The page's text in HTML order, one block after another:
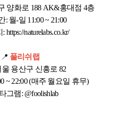
양화로 188 AK&홍대점 4층
: 월-일 11:00 ~ 21:00
: https://naturelabs.co.kr/
📍 풀리쉬랩
울 용산구 신흥로 82
~ 22:00 (매주 월요일 휴무)
그램: @foolishlab